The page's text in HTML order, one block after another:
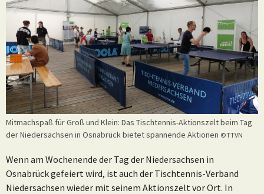
Mitmachspaß für Groß und Klein: Das Tischtennis-Aktionszelt beim Tag
der Niedersachsen in Osnabrück bietet spannende Aktionen ©TTVN
Wenn am Wochenende der Tag der Niedersachsen in
Osnabrück gefeiert wird, ist auch der Tischtennis-Verband
Niedersachsen wieder mit seinem Aktionszelt vor Ort. In